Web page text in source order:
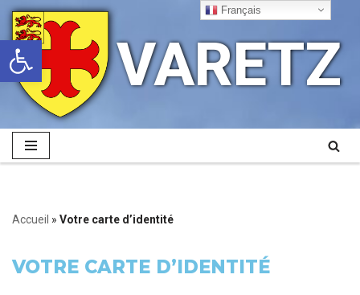
Ouvrir la barre d’outils
Aller
au
contenu
VARETZ
Accueil » Votre carte d’identité
VOTRE CARTE D’IDENTITÉ
Français